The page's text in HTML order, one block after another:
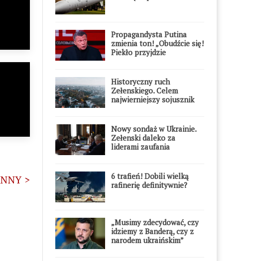
>
Propagandysta Putina
zmienia ton! „Obudźcie się!
Piekło przyjdzie
Historyczny ruch
Zełenskiego. Celem
najwierniejszy sojusznik
Nowy sondaż w Ukrainie.
Zełenski daleko za
liderami zaufania
6 trafień! Dobili wielką
rafinerię definitywnie?
„Musimy zdecydować, czy
idziemy z Banderą, czy z
narodem ukraińskim”